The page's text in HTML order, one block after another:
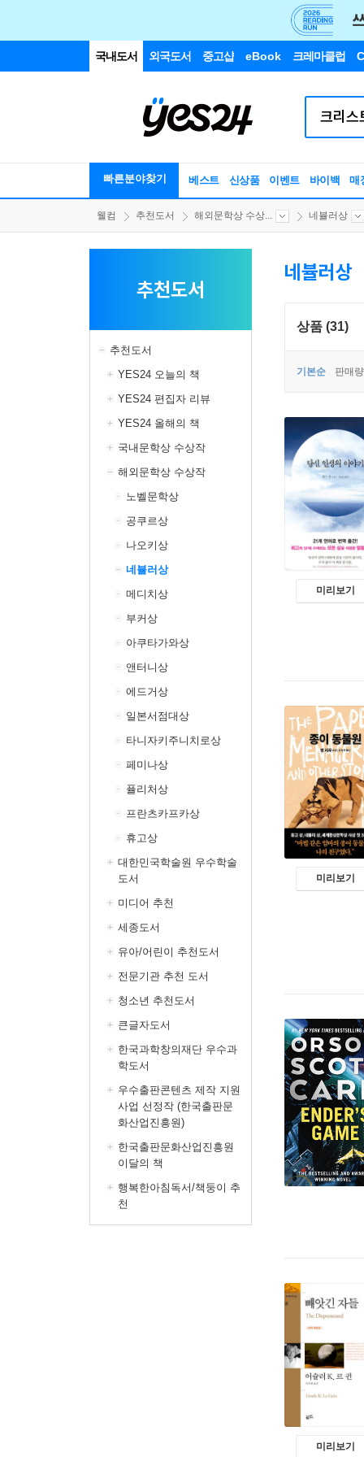
국내도서 외국도서 중고샵 eBook 크레마클럽
빠른분야찾기 베스트 신상품 이벤트 바이백 매
웰컴 추천도서 해외문학상 수상... 네뷸러상
추천도서
추천도서
YES24 오늘의 책
YES24 편집자 리뷰
YES24 올해의 책
국내문학상 수상작
해외문학상 수상작
노벨문학상
공쿠르상
나오키상
네뷸러상
메디치상
부커상
아쿠타가와상
앤터니상
에드거상
일본서점대상
타니자키주니치로상
페미나상
퓰리처상
프란츠카프카상
휴고상
대한민국학술원 우수학술
도서
미디어 추천
세종도서
유아/어린이 추천도서
전문기관 추천 도서
청소년 추천도서
큰글자도서
한국과학창의재단 우수과
학도서
우수출판콘텐츠 제작 지원
사업 선정작 (한국출판문
화산업진흥원)
한국출판문화산업진흥원
이달의 책
행복한아침독서/책둥이 추
천
네뷸러상
상품 (31)
기본순 판매
미리보기
미리보기
미리보기